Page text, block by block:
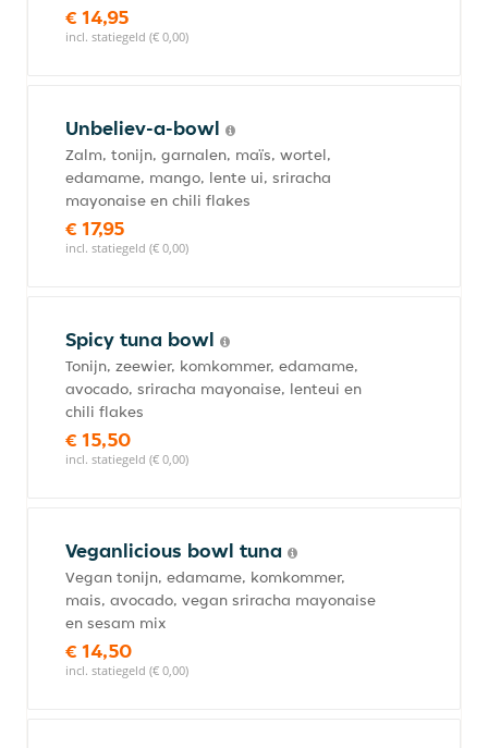
€ 14,95
incl. statiegeld (€ 0,00)
Unbeliev-a-bowl
Zalm, tonijn, garnalen, maïs, wortel,
edamame, mango, lente ui, sriracha
mayonaise en chili flakes
€ 17,95
incl. statiegeld (€ 0,00)
Spicy tuna bowl
Tonijn, zeewier, komkommer, edamame,
avocado, sriracha mayonaise, lenteui en
chili flakes
€ 15,50
incl. statiegeld (€ 0,00)
Veganlicious bowl tuna
Vegan tonijn, edamame, komkommer,
mais, avocado, vegan sriracha mayonaise
en sesam mix
€ 14,50
incl. statiegeld (€ 0,00)